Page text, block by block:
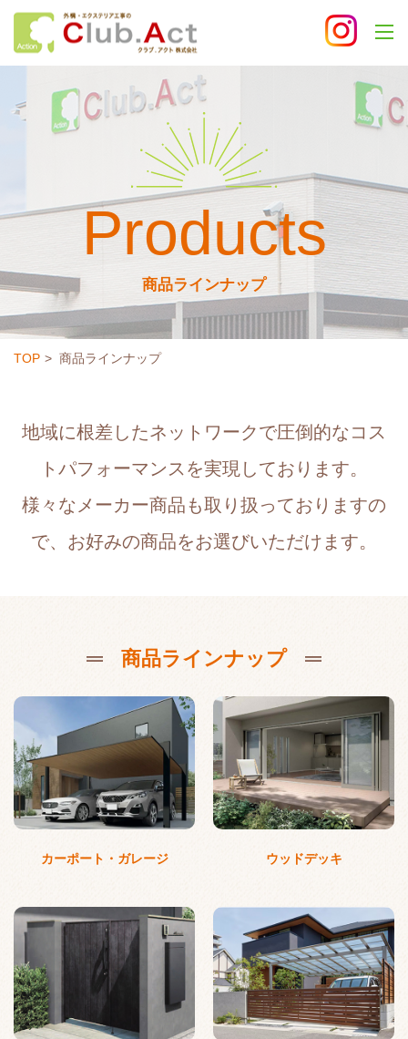
Products
商品ラインナップ
TOP 商品ラインナップ
地域に根差したネットワークで圧倒的なコス
トパフォーマンスを実現しております。
様々なメーカー商品も取り扱っておりますの
で、お好みの商品をお選びいただけます。
商品ラインナップ
カーポート・ガレージ ウッドデッキ